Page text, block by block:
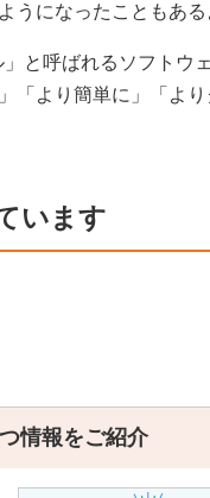
うになったこともある
と呼ばれるソフトウ
「より簡単に」「より
います
情報をご紹介